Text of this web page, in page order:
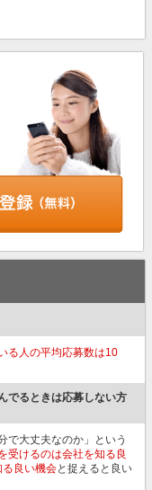
る人の平均応募数は10
でるときは応募しない方
で大丈夫なのか」という
受けるのは会社を知る良
良い機会と捉えると良い